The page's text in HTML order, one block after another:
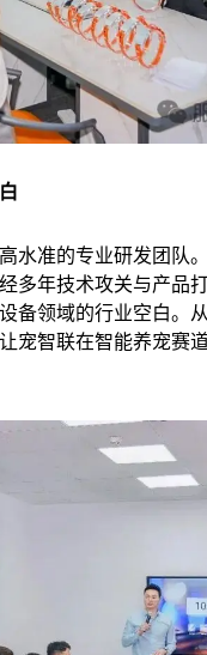
水准的专业研发团队
多年技术攻关与产品
备领域的行业空白。
宠智联在智能养宠赛